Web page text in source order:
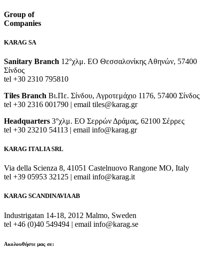
Group of
Companies
KARAG SA
Sanitary Branch 12°χλμ. ΕΟ Θεσσαλονίκης Αθηνών, 57400
Σίνδος
tel +30 2310 795810
Tiles Branch Βι.Πε. Σίνδου, Αγροτεμάχιο 1176, 57400 Σίνδος
tel +30 2316 001790 | email tiles@karag.gr
Headquarters 3°χλμ. ΕΟ Σερρών Δράμας, 62100 Σέρρες
tel +30 23210 54113 | email info@karag.gr
KARAG ITALIA SRL
Via della Scienza 8, 41051 Castelnuovo Rangone MO, Italy
tel +39 05953 32125 | email info@karag.it
KARAG SCANDINAVIA AB
Industrigatan 14-18, 2012 Malmo, Sweden
tel +46 (0)40 549494 | email info@karag.se
Ακολουθήστε μας σε: